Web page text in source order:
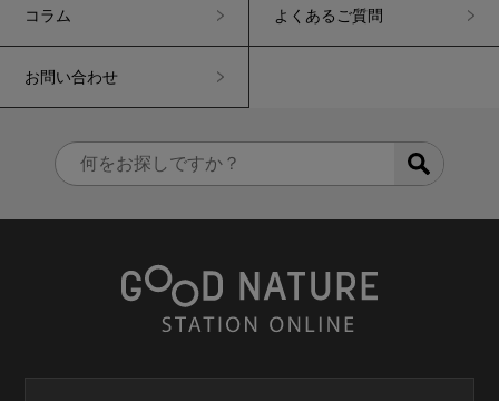
コラム よくあるご質問
お問い合わせ